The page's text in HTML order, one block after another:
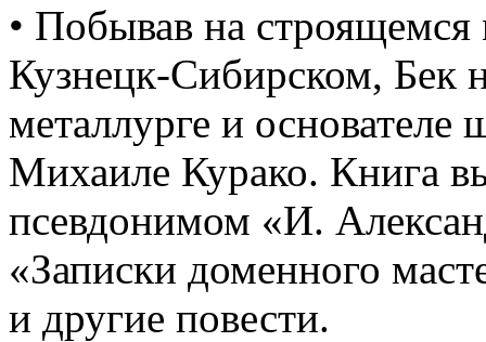
• Побывав на строящемся
Кузнецк-Сибирском, Бек
металлурге и
Михаиле Курако. Книга
псевдонимом «И.
«Записки доменного
и другие повести.